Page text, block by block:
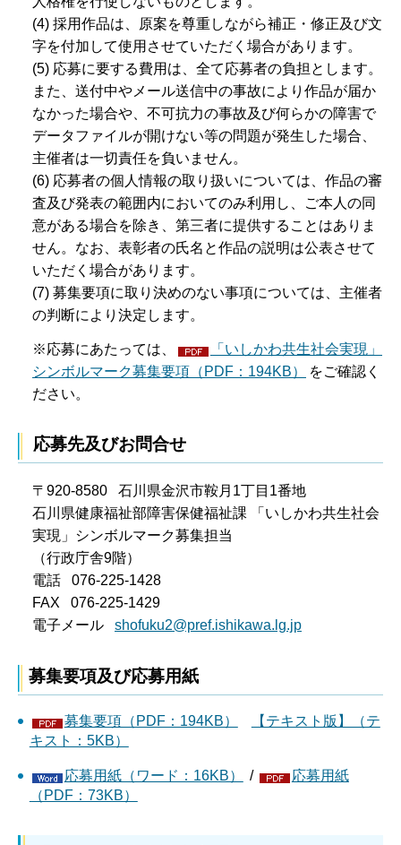
(4) 採用作品は、原案を尊重しながら補正・修正及び文
字を付加して使用させていただく場合があります。
(5) 応募に要する費用は、全て応募者の負担とします。
また、送付中やメール送信中の事故により作品が届か
なかった場合や、不可抗力の事故及び何らかの障害で
データファイルが開けない等の問題が発生した場合、
主催者は一切責任を負いません。
(6) 応募者の個人情報の取り扱いについては、作品の審
査及び発表の範囲内においてのみ利用し、ご本人の同
意がある場合を除き、第三者に提供することはありま
せん。なお、表彰者の氏名と作品の説明は公表させて
いただく場合があります。
(7) 募集要項に取り決めのない事項については、主催者
の判断により決定します。
※応募にあたっては、
「いしかわ共生社会実現」
シンボルマーク募集要項（PDF：194KB）
をご確認く
ださい。
応募先及びお問合せ
〒920-8580 石川県金沢市鞍月1丁目1番地
石川県健康福祉部障害保健福祉課 「いしかわ共生社会
実現」シンボルマーク募集担当
（行政庁舎9階）
電話 076-225-1428
FAX 076-225-1429
電子メール shofuku2@pref.ishikawa.lg.jp
募集要項及び応募用紙
募集要項（PDF：194KB）
【テキスト版】（テ
キスト：5KB）
応募用紙（ワード：16KB） /
応募用紙
（PDF：73KB）